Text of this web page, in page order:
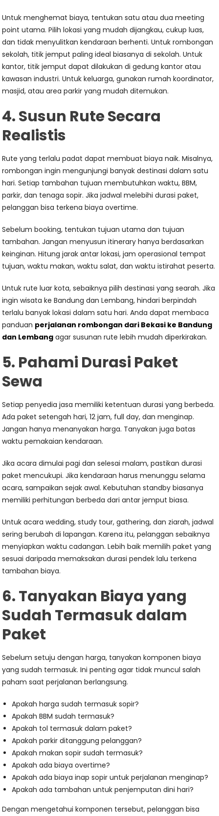
Untuk menghemat biaya, tentukan satu atau dua meeting
point utama. Pilih lokasi yang mudah dijangkau, cukup luas,
dan tidak menyulitkan kendaraan berhenti. Untuk rombongan
sekolah, titik jemput paling ideal biasanya di sekolah. Untuk
kantor, titik jemput dapat dilakukan di gedung kantor atau
kawasan industri. Untuk keluarga, gunakan rumah koordinator,
masjid, atau area parkir yang mudah ditemukan.
4. Susun Rute Secara
Realistis
Rute yang terlalu padat dapat membuat biaya naik. Misalnya,
rombongan ingin mengunjungi banyak destinasi dalam satu
hari. Setiap tambahan tujuan membutuhkan waktu, BBM,
parkir, dan tenaga sopir. Jika jadwal melebihi durasi paket,
pelanggan bisa terkena biaya overtime.
Sebelum booking, tentukan tujuan utama dan tujuan
tambahan. Jangan menyusun itinerary hanya berdasarkan
keinginan. Hitung jarak antar lokasi, jam operasional tempat
tujuan, waktu makan, waktu salat, dan waktu istirahat peserta.
Untuk rute luar kota, sebaiknya pilih destinasi yang searah. Jika
ingin wisata ke Bandung dan Lembang, hindari berpindah
terlalu banyak lokasi dalam satu hari. Anda dapat membaca
panduan perjalanan rombongan dari Bekasi ke Bandung
dan Lembang agar susunan rute lebih mudah diperkirakan.
5. Pahami Durasi Paket
Sewa
Setiap penyedia jasa memiliki ketentuan durasi yang berbeda.
Ada paket setengah hari, 12 jam, full day, dan menginap.
Jangan hanya menanyakan harga. Tanyakan juga batas
waktu pemakaian kendaraan.
Jika acara dimulai pagi dan selesai malam, pastikan durasi
paket mencukupi. Jika kendaraan harus menunggu selama
acara, sampaikan sejak awal. Kebutuhan standby biasanya
memiliki perhitungan berbeda dari antar jemput biasa.
Untuk acara wedding, study tour, gathering, dan ziarah, jadwal
sering berubah di lapangan. Karena itu, pelanggan sebaiknya
menyiapkan waktu cadangan. Lebih baik memilih paket yang
sesuai daripada memaksakan durasi pendek lalu terkena
tambahan biaya.
6. Tanyakan Biaya yang
Sudah Termasuk dalam
Paket
Sebelum setuju dengan harga, tanyakan komponen biaya
yang sudah termasuk. Ini penting agar tidak muncul salah
paham saat perjalanan berlangsung.
Apakah harga sudah termasuk sopir?
Apakah BBM sudah termasuk?
Apakah tol termasuk dalam paket?
Apakah parkir ditanggung pelanggan?
Apakah makan sopir sudah termasuk?
Apakah ada biaya overtime?
Apakah ada biaya inap sopir untuk perjalanan menginap?
Apakah ada tambahan untuk penjemputan dini hari?
Dengan mengetahui komponen tersebut, pelanggan bisa